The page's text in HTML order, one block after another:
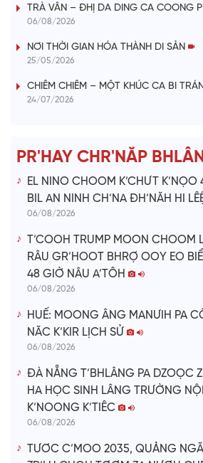
V
i
e
o
TRÀ VÂN – ĐHỊ DA DING CA COONG
06/08/2026
NƠI THỜI GIAN HÓA THÀNH DI SẢN
25/05/2026
CHIÊM CHIÊM – MỘT KHÚC CA BI
24/07/2026
PR'HAY CHR'NĂP
EL NINO CHOOM K’CHƯT K’NỌO
BIL AN NINH CH’NA ĐH’NĂH HI
06/08/2026
T’COOH TRUMP MOON CHOOM
RÂU GR’HOOT BHRỢ OOY EO
48 GIỜ NÂU A’TÔH
06/08/2026
HUẾ: MOONG ÂNG MANƯIH PA
NĂC K’KIR LỊCH SỬ
06/08/2026
ĐÀ NẴNG T’BHLÂNG PA DZOỌC
HA HỌC SINH LÂNG TRƯỜNG NỘI
K’NOONG K’TIÊC
06/08/2026
TƯƠC C’MOO 2035, QUẢNG